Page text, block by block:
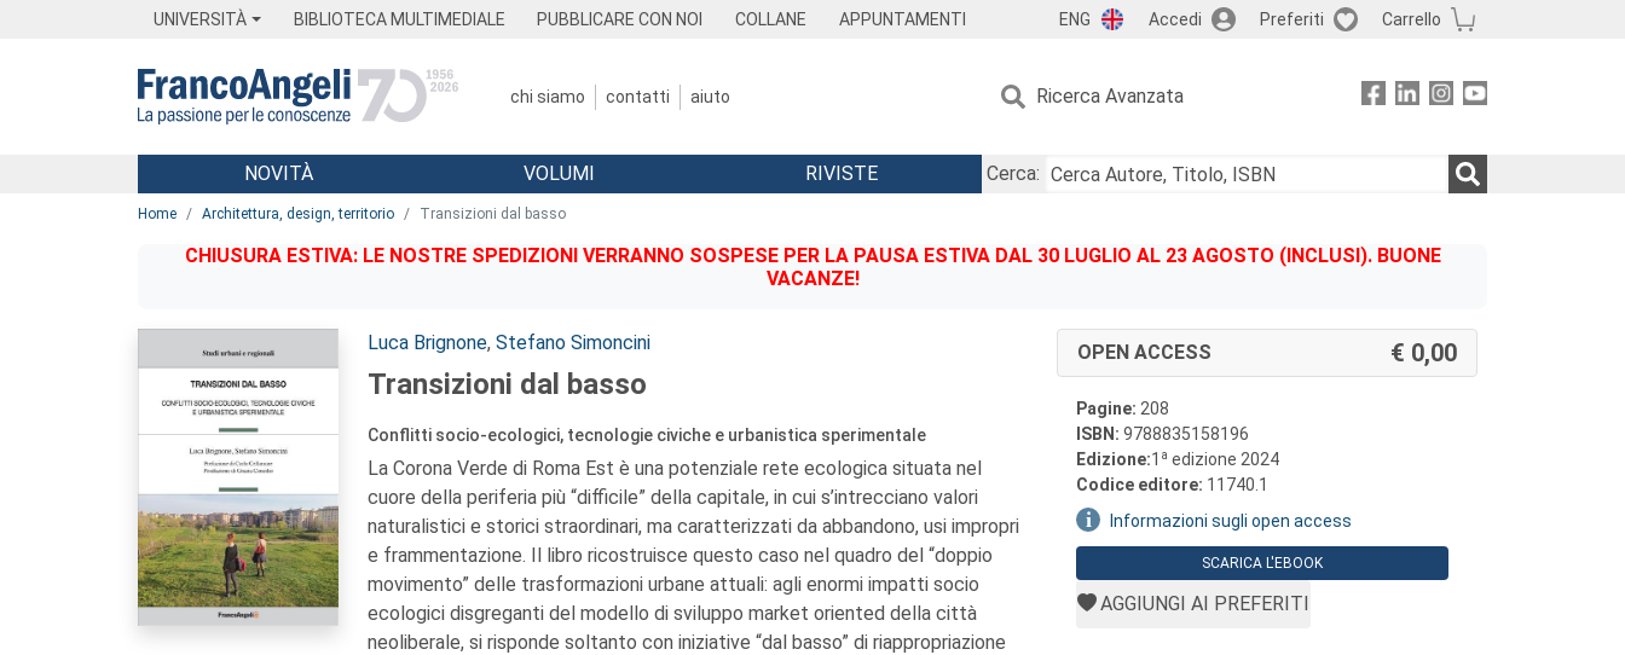
UNIVERSITÀ BIBLIOTECA MULTIMEDIALE PUBBLICARE CON NOI COLLANE APPUNTAMENTI ENG Accedi Preferiti Carrello
chi siamo contatti aiuto Ricerca Avanzata
Menu
NOVITÀ VOLUMI RIVISTE
Cerca:
Home Architettura, design, territorio Transizioni dal basso
CHIUSURA ESTIVA: LE NOSTRE SPEDIZIONI VERRANNO SOSPESE PER LA PAUSA ESTIVA DAL 30 LUGLIO AL 23 AGOSTO (INCLUSI). BUONE
VACANZE!
Autori:
Luca Brignone, Stefano Simoncini
Transizioni dal basso
Conflitti socio-ecologici, tecnologie civiche e urbanistica sperimentale
La Corona Verde di Roma Est è una potenziale rete ecologica situata nel
cuore della periferia più “difficile” della capitale, in cui s’intrecciano valori
naturalistici e storici straordinari, ma caratterizzati da abbandono, usi impropri
e frammentazione. Il libro ricostruisce questo caso nel quadro del “doppio
movimento” delle trasformazioni urbane attuali: agli enormi impatti socio
ecologici disgreganti del modello di sviluppo market oriented della città
neoliberale, si risponde soltanto con iniziative “dal basso” di riappropriazione
OPEN ACCESS 0,00
Pagine: 208
ISBN: 9788835158196
Edizione:1 a edizione 2024
Codice editore: 11740.1
Informazioni sugli open access
SCARICA L'EBOOK
AGGIUNGI AI PREFERITI